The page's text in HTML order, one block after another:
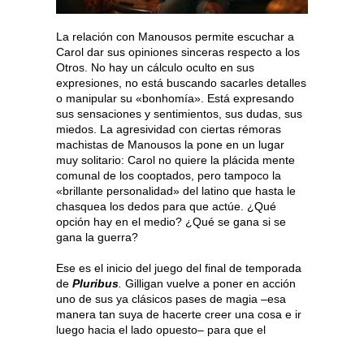
La relación con Manousos permite escuchar a
Carol dar sus opiniones sinceras respecto a los
Otros. No hay un cálculo oculto en sus
expresiones, no está buscando sacarles detalles
o manipular su «bonhomía». Está expresando
sus sensaciones y sentimientos, sus dudas, sus
miedos. La agresividad con ciertas rémoras
machistas de Manousos la pone en un lugar
muy solitario: Carol no quiere la plácida mente
comunal de los cooptados, pero tampoco la
«brillante personalidad» del latino que hasta le
chasquea los dedos para que actúe. ¿Qué
opción hay en el medio? ¿Qué se gana si se
gana la guerra?
Ese es el inicio del juego del final de temporada
de Pluribus Gilligan vuelve a poner en acción
uno de sus ya clásicos pases de magia –esa
manera tan suya de hacerte creer una cosa e ir
luego hacia el lado opuesto– para que el